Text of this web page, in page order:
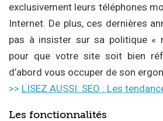
exclusivement leurs téléphones
Internet. De plus, ces dernières
pas à insister sur sa politique «
pour que votre site soit bien
d’abord vous occuper de son
>> LISEZ AUSSI: SEO : Les
Les fonctionnalités